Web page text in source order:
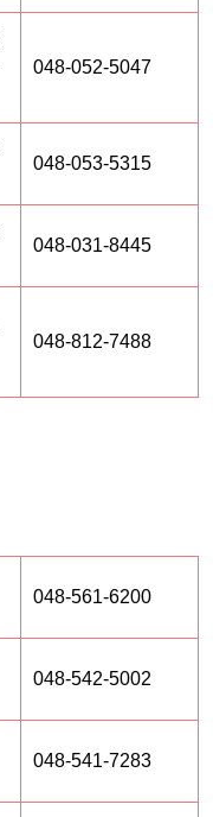
048-052-5047
048-053-5315
048-031-8445
048-812-7488
048-561-6200
048-542-5002
048-541-7283